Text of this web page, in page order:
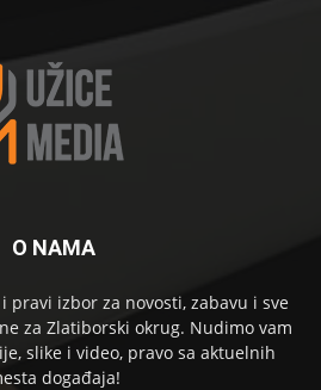
O NAMA
pravi izbor za novosti, zabavu i sve
za Zlatiborski okrug. Nudimo vam
slike i video, pravo sa aktuelnih
događaja!